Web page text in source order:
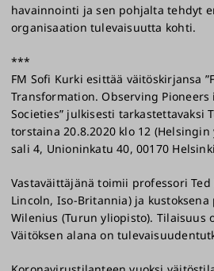
havainnointi ja sen pohjalta tehdyt
organisaation tulevaisuutta kohti.
***
FM Sofi Kurki esittää väitöskirjansa
Transformation. Observing
Societies” julkisesti tarkastettavaksi
torstaina 20.8.2020 klo 12
sali 4, Unioninkatu 40, 00170
Vastaväittäjänä toimii professori
Lincoln, Iso-Britannia) ja
Wilenius (Turun yliopisto). Tilaisuus
Väitöksen alana on